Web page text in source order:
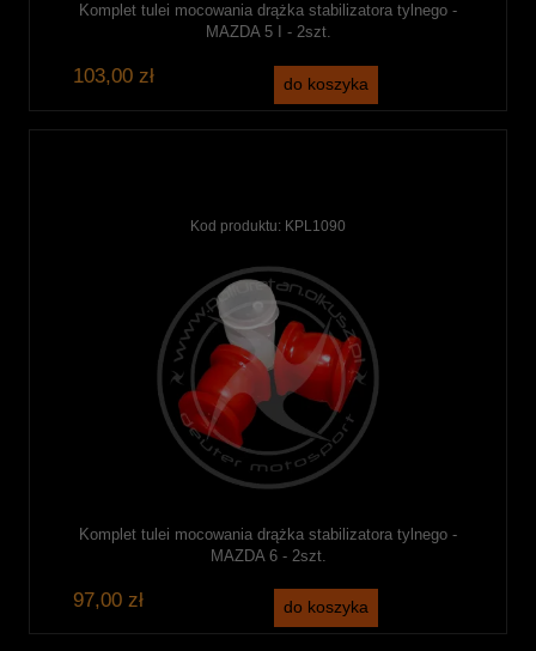
Komplet tulei mocowania drążka stabilizatora tylnego -
MAZDA 5 I - 2szt.
103,00 zł do koszyka
Kod produktu: KPL1090
Komplet tulei mocowania drążka stabilizatora tylnego -
MAZDA 6 - 2szt.
97,00 zł do koszyka